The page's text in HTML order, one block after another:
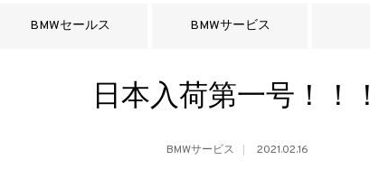
BMWセールス BMWサービス
日本入荷第一号！！！
BMWサービス 2021.02.16